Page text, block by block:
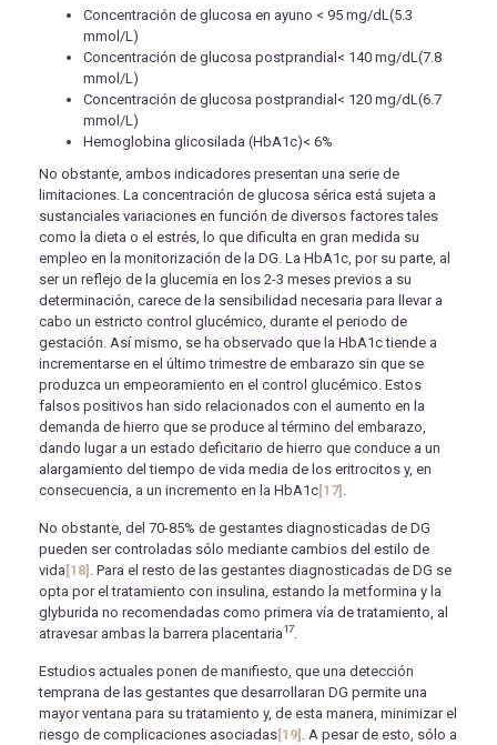
Concentración de glucosa en ayuno < 95 mg/dL(5.3
mmol/L)
Concentración de glucosa postprandial< 140 mg/dL(7.8
mmol/L)
Concentración de glucosa postprandial< 120 mg/dL(6.7
mmol/L)
Hemoglobina glicosilada (HbA1c)< 6%
No obstante, ambos indicadores presentan una serie de
limitaciones. La concentración de glucosa sérica está sujeta a
sustanciales variaciones en función de diversos factores tales
como la dieta o el estrés, lo que dificulta en gran medida su
empleo en la monitorización de la DG. La HbA1c, por su parte, al
ser un reflejo de la glucemia en los 2-3 meses previos a su
determinación, carece de la sensibilidad necesaria para llevar a
cabo un estricto control glucémico, durante el periodo de
gestación. Así mismo, se ha observado que la HbA1c tiende a
incrementarse en el último trimestre de embarazo sin que se
produzca un empeoramiento en el control glucémico. Estos
falsos positivos han sido relacionados con el aumento en la
demanda de hierro que se produce al término del embarazo,
dando lugar a un estado deficitario de hierro que conduce a un
alargamiento del tiempo de vida media de los eritrocitos y, en
consecuencia, a un incremento en la HbA1c [17]
No obstante, del 70-85% de gestantes diagnosticadas de DG
pueden ser controladas sólo mediante cambios del estilo de
vida [18] . Para el resto de las gestantes diagnosticadas de DG se
opta por el tratamiento con insulina, estando la metformina y la
glyburida no recomendadas como primera vía de tratamiento, al
atravesar ambas la barrera placentaria17
Estudios actuales ponen de manifiesto, que una detección
temprana de las gestantes que desarrollaran DG permite una
mayor ventana para su tratamiento y, de esta manera, minimizar el
riesgo de complicaciones asociadas [19]
. A pesar de esto, sólo a